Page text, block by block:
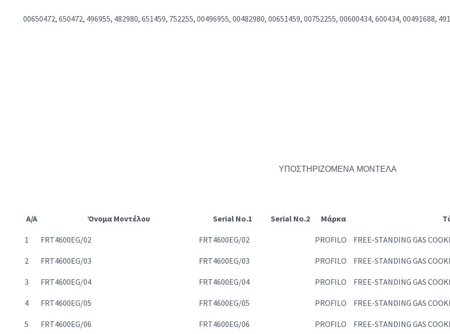
00650472, 650472, 496955, 482980, 651459, 752255, 00496955, 00482980, 00651459, 00752255, 00600434, 600434, 00491688,
ΥΠΟΣΤΗΡΙΖΟΜΕΝΑ ΜΟΝΤΕΛΑ
A/A Όνομα Μοντέλου Serial No.1 Serial No.2 Μάρκα
1 FRT4600EG/02 FRT4600EG/02 PROFILO FREE-STANDING GAS
2 FRT4600EG/03 FRT4600EG/03 PROFILO FREE-STANDING GAS
3 FRT4600EG/04 FRT4600EG/04 PROFILO FREE-STANDING GAS
4 FRT4600EG/05 FRT4600EG/05 PROFILO FREE-STANDING GAS
5 FRT4600EG/06 FRT4600EG/06 PROFILO FREE-STANDING GAS